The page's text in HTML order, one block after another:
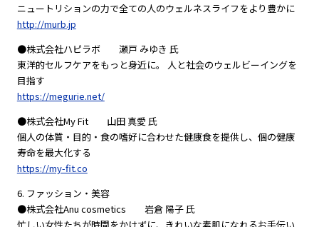
ニュートリションの力で全ての人のウェルネスライフをより豊かに
http://murb.jp
●株式会社ハピラボ 瀬戸 みゆき 氏
東洋的セルフケアをもっと身近に。 人と社会のウェルビーイングを
目指す
https://megurie.net/
●株式会社My Fit 山田 真愛 氏
個人の体質・目的・食の嗜好に合わせた健康食を提供し、個の健康
寿命を最大化する
https://my-fit.co
6. ファッション・美容
●株式会社Anu cosmetics 岩倉 陽子 氏